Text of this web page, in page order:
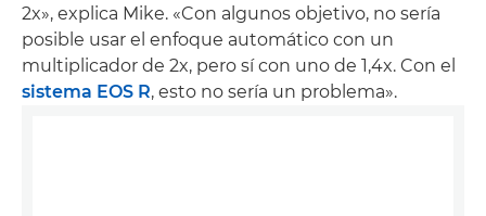
2x», explica Mike. «Con algunos objetivo, no sería
posible usar el enfoque automático con un
multiplicador de 2x, pero sí con uno de 1,4x. Con el
sistema EOS R, esto no sería un problema».